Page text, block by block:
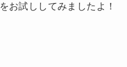
をお試ししてみましたよ！